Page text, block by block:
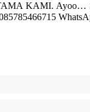
KAMI. Ayoo…